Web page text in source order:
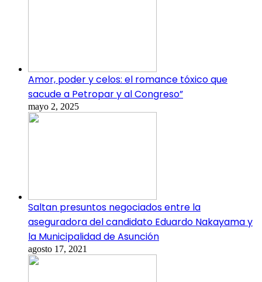
Amor, poder y celos: el romance tóxico que
sacude a Petropar y al Congreso”
mayo 2, 2025
Saltan presuntos negociados entre la
aseguradora del candidato Eduardo Nakayama y
la Municipalidad de Asunción
agosto 17, 2021